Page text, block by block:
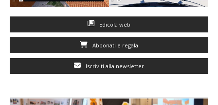
Edicola web
Abbonati e regala
Iscriviti alla newsletter